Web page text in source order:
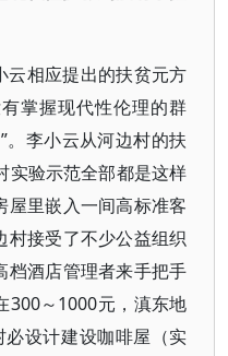
云相应提出的扶贫元方
掌握现代性伦理的群
。李小云从河边村的扶
实验示范全部都是这样
屋里嵌入一间高标准客
村接受了不少公益组织
档酒店管理者来手把手
300～1000元，滇东地
设计建设咖啡屋（实